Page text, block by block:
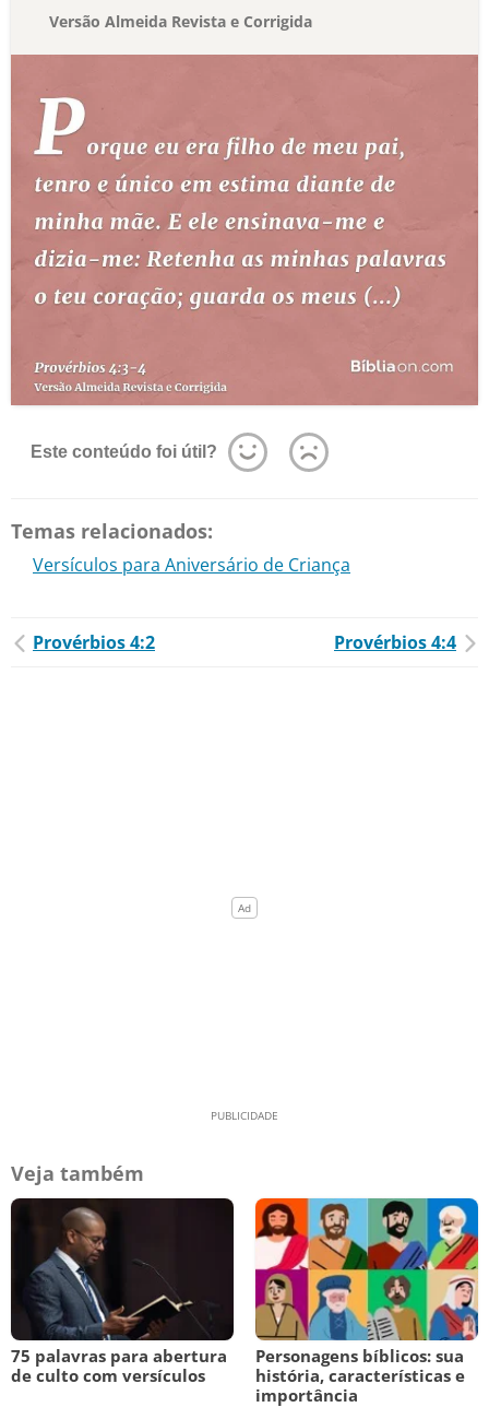
Versão Almeida Revista e Corrigida
Este conteúdo foi útil?
Temas relacionados:
Versículos para Aniversário de Criança
Provérbios 4:2 Provérbios 4:4
Veja também
75 palavras para abertura
de culto com versículos
Personagens bíblicos: sua
história, características e
importância